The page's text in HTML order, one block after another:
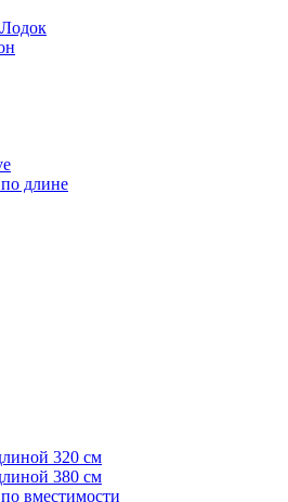
длине
320 см
380 см
вместимости